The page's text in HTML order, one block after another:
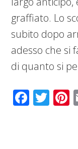
graffiato. Lo
subito dopo
adesso che si
di quanto si